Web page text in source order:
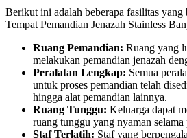
Berikut ini adalah beberapa fasilitas yang
Tempat Pemandian Jenazah Stainless
Ruang Pemandian: Ruang yang
melakukan pemandian jenazah
Peralatan Lengkap: Semua
untuk proses pemandian telah
hingga alat pemandian lainnya.
Ruang Tunggu: Keluarga dapat
ruang tunggu yang nyaman selama
Staf Terlatih: Staf yang